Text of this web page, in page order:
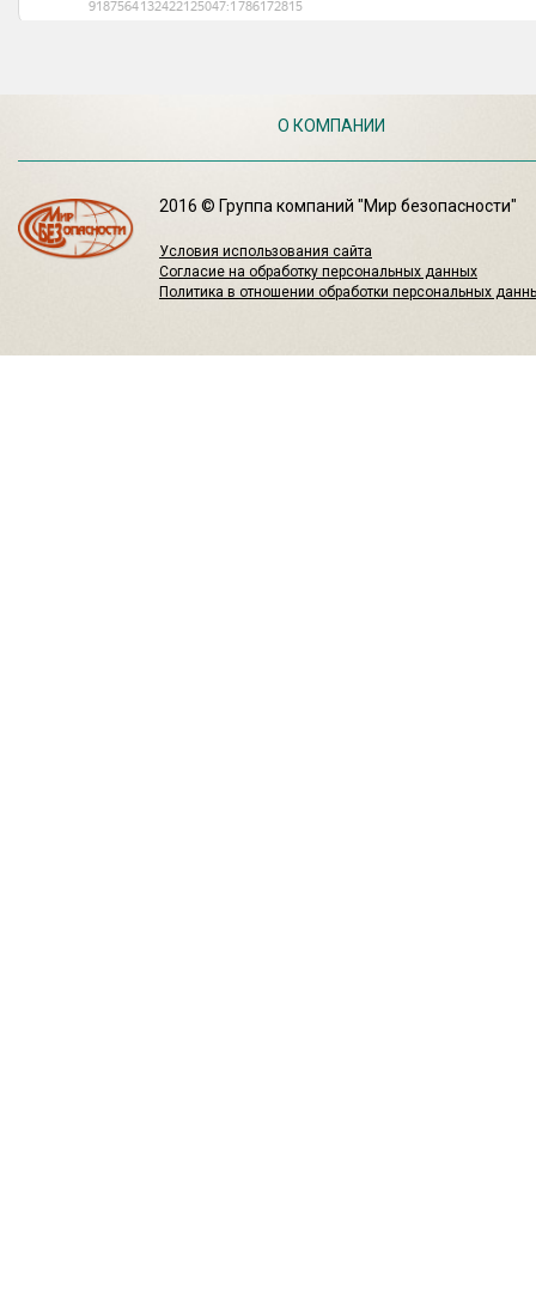
О КОМПАНИИ
2016 © Группа компаний "Мир безопасности"
Условия использования сайта
Согласие на обработку персональных данных
Политика в отношении обработки персональных